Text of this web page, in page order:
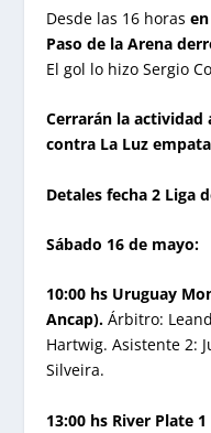
Desde las 16 horas
Paso de la Arena
El gol lo hizo Sergio
Cerrarán la actividad
contra La Luz
Detales fecha 2 Liga
Sábado 16 de mayo:
10:00 hs Uruguay
Ancap).Árbitro:
Hartwig. Asistente 2:
Silveira.
13:00 hs River Plate